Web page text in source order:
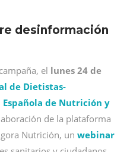
desinformación
el lunes 24 de
de Dietistas-
Española de Nutrición y
de la plataforma
Nutrición, un webinar